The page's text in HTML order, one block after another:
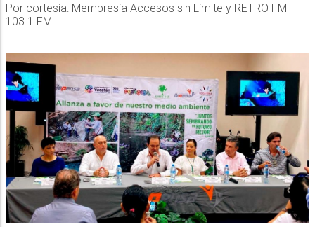
Por cortesía: Membresía Accesos sin Límite y RETRO FM
103.1 FM